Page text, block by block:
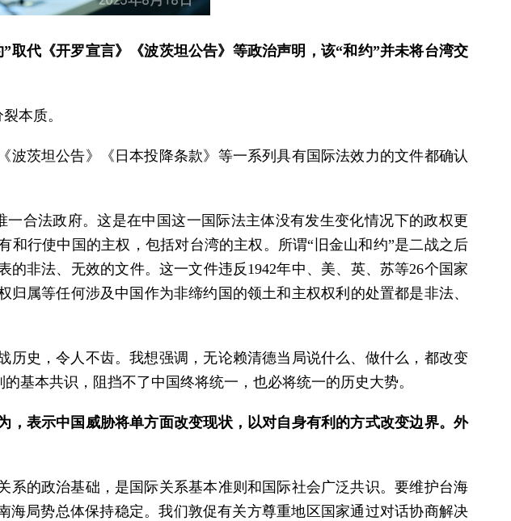
取代《开罗宣言》《波茨坦公告》等政治声明，该“和约”并未将台湾交
本质。
茨坦公告》《日本投降条款》等一系列具有国际法效力的文件都确认
合法政府。这是在中国这一国际法主体没有发生变化情况下的政权更
行使中国的主权，包括对台湾的主权。所谓“旧金山和约”是二战之后
非法、无效的文件。这一文件违反1942年中、美、英、苏等26个国家
属等任何涉及中国作为非缔约国的领土和主权权利的处置都是非法、
史，令人不齿。我想强调，无论赖清德当局说什么、做什么，都改变
基本共识，阻挡不了中国终将统一，也必将统一的历史大势。
表示中国威胁将单方面改变现状，以对自身有利的方式改变边界。外
的政治基础，是国际关系基本准则和国际社会广泛共识。要维护台海
局势总体保持稳定。我们敦促有关方尊重地区国家通过对话协商解决